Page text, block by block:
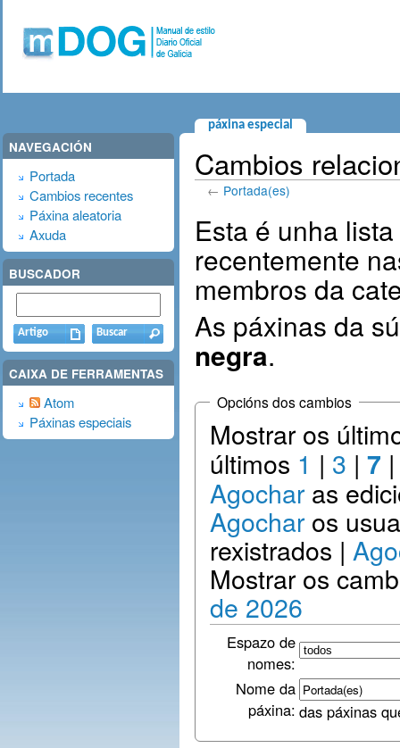
Cambios
← Portada(es)
Esta é unha
recentemente
membros da
As páxinas da
negra.
Opcións dos cambios
Mostrar os
últimos 1 | 3 |7
Agocharas
Agocharos
rexistrados |
Mostrar os
de 2026
Espazo de
nomes:
Nome da
páxina: das páxinas
páxina especial
NAVEGACIÓN
Portada
Cambios recentes
Páxina aleatoria
Axuda
BUSCADOR
CAIXA DE FERRAMENTAS
Atom
Páxinas especiais